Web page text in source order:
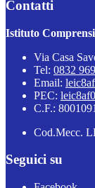
Contatti
Istituto
Via Casa
Tel: 0832
Email:
PEC:
C.F.:
Cod.Mecc.
Seguici su